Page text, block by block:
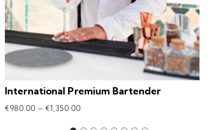
International Premium Bartender
€980.00 – €1,350.00